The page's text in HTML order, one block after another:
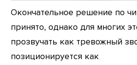
Окончательное решение по
принято, однако для многих
прозвучать как тревожный
позиционируется как